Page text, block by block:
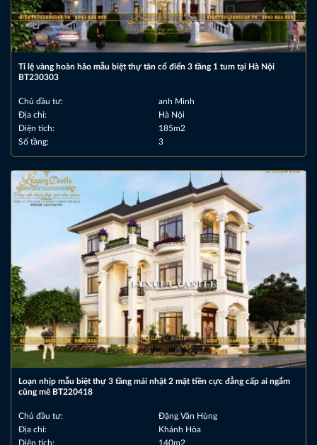
Tỉ lệ vàng hoàn hảo mẫu biệt thự tân cổ điển 3 tầng 1 tum tại Hà Nội
BT230303
Chủ đầu tư:
anh Minh
Địa chỉ:
Hà Nội
Diện tích:
185m2
Số tầng:
3
Loạn nhịp mẫu biệt thự 3 tầng mái nhật 2 mặt tiền cực đẳng cấp ai ngắm
cũng mê BT220418
Chủ đầu tư:
Đặng Văn Hùng
Địa chỉ:
Khánh Hòa
Diện tích:
140m2